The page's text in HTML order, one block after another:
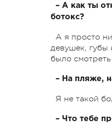
– А как ты
ботокс?
А я просто
девушек, губы
было
– На пляже,
Я не такой
– Что тебе